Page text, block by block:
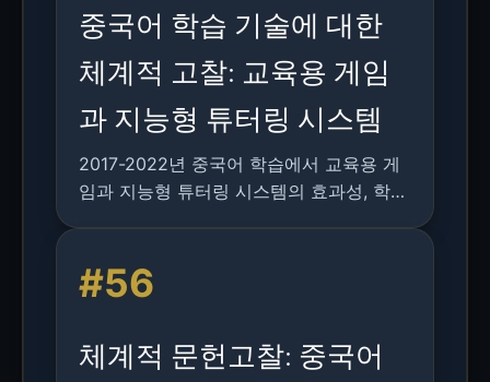
중국어 학습 기술에 대한
체계적 고찰: 교육용 게임
과 지능형 튜터링 시스템
2017-2022년 중국어 학습에서 교육용 게
임과 지능형 튜터링 시스템의 효과성, 학습
#56
체계적 문헌고찰: 중국어